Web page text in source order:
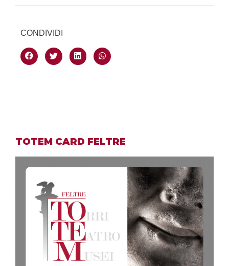
CONDIVIDI
TOTEM CARD FELTRE